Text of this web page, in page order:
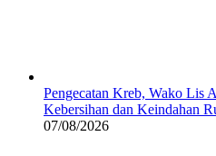
Pengecatan Kreb, Wako Lis
Kebersihan dan Keindahan
07/08/2026